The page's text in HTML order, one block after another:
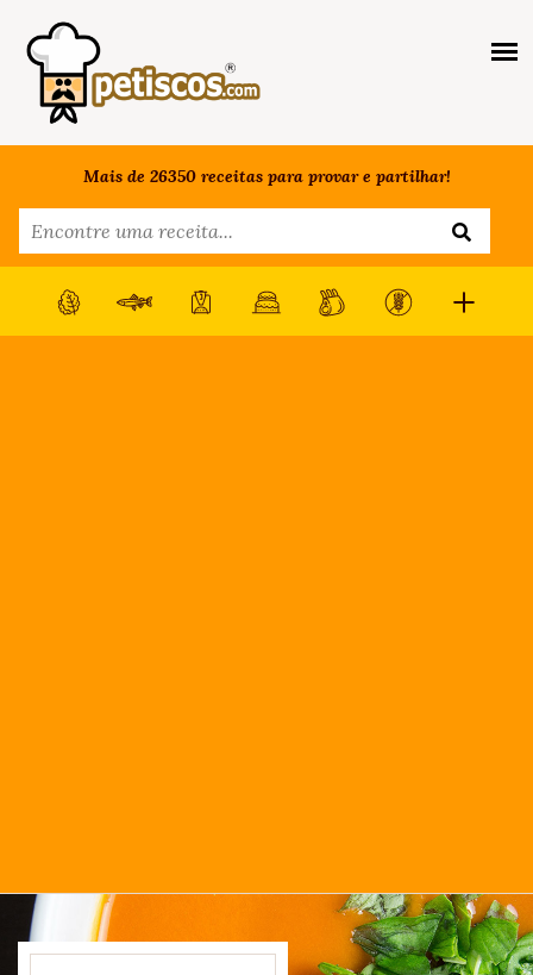
Mais de 26350 receitas para provar e partilhar!